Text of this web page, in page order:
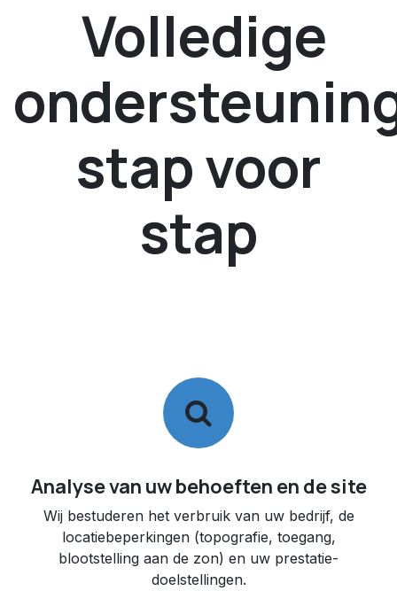
Volledige
stap voor
stap
Analyse van uw behoeften en de site
Wij bestuderen het verbruik van uw bedrijf, de
locatiebeperkingen (topografie, toegang,
blootstelling aan de zon) en uw prestatie-
doelstellingen.